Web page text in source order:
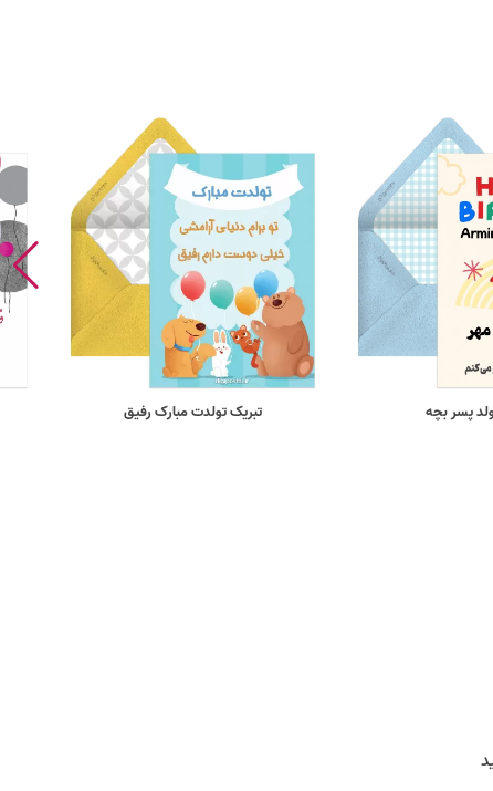
پسر بچه تبریک تولدت مبارک رفیق